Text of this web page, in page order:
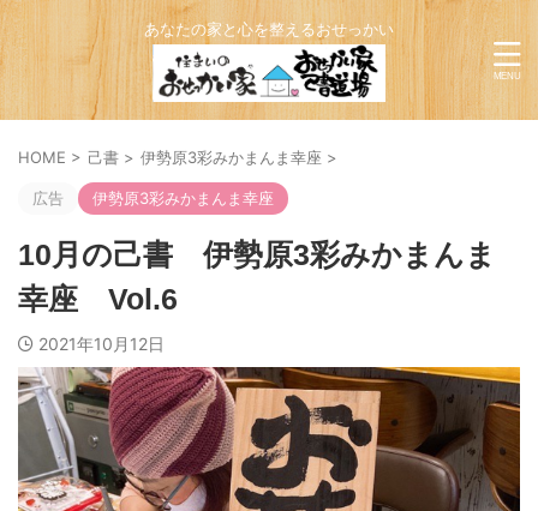
あなたの家と心を整えるおせっかい
HOME > 己書 > 伊勢原3彩みかまんま幸座 >
広告 伊勢原3彩みかまんま幸座
10月の己書 伊勢原3彩みかまんま
幸座 Vol.6
2021年10月12日